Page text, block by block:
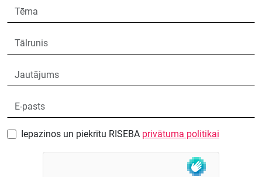
Iepazinos un piekrītu RISEBA privātuma politikai